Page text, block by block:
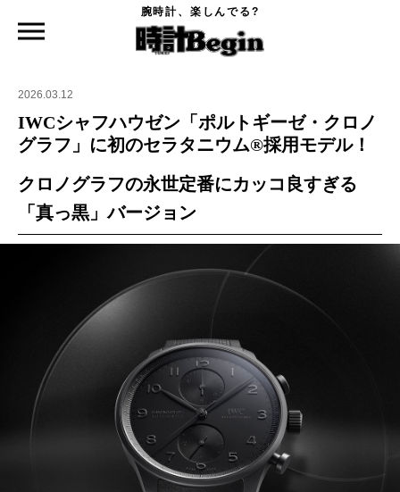
腕時計、楽しんでる?
IWCシャフハウゼン「ポルトギーゼ・クロノグラフ」に初のセラタニウム®️採用モデ
2026.03.12
IWCシャフハウゼン「ポルトギーゼ・クロノ
グラフ」に初のセラタニウム®️採用モデル！
クロノグラフの永世定番にカッコ良すぎる
「真っ黒」バージョン